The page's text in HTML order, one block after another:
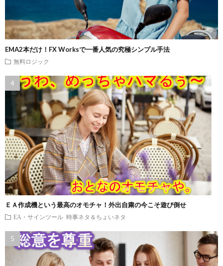
EMA2本だけ！FX Worksで一番人気の究極シンプル手法
無料ロジック
ＥＡ作成機という最高のオモチャ！外出自粛の今こそ遊び倒せ
EA・サインツール 時事ネタ＆ちょいネタ